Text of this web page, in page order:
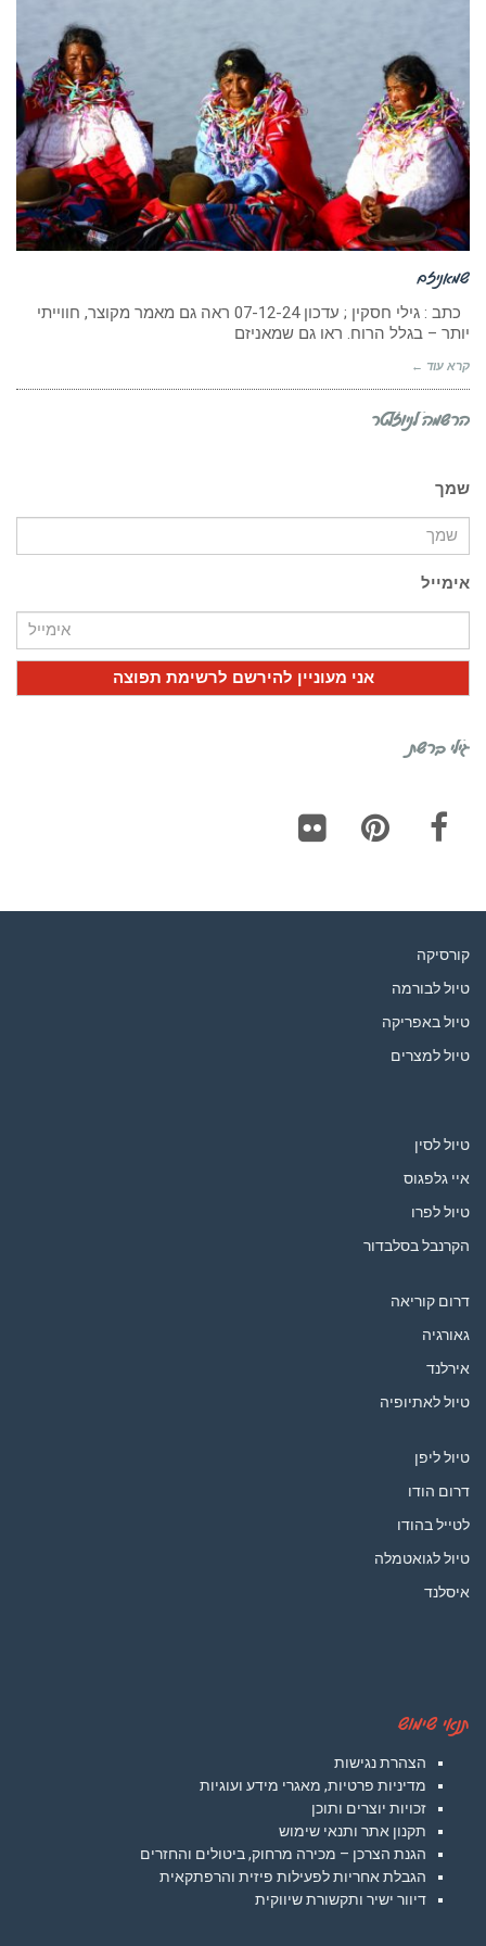
שמאניזם
כתב : גילי חסקין ; עדכון 07-12-24 ראה גם מאמר מקוצר, חווייתי
יותר – בגלל הרוח. ראו גם שמאניזם
קרא עוד ←
הרשמה לניוזלטר
שמך
אימייל
גילי ברשת
קורסיקה
טיול לבורמה
טיול באפריקה
טיול למצרים
טיול לסין
איי גלפגוס
טיול לפרו
הקרנבל בסלבדור
דרום קוריאה
גאורגיה
אירלנד
טיול לאתיופיה
טיול ליפן
דרום הודו
לטייל בהודו
טיול לגואטמלה
איסלנד
תנאי שימוש
הצהרת נגישות
מדיניות פרטיות, מאגרי מידע ועוגיות
זכויות יוצרים ותוכן
תקנון אתר ותנאי שימוש
הגנת הצרכן – מכירה מרחוק, ביטולים והחזרים
הגבלת אחריות לפעילות פיזית והרפתקאית
דיוור ישיר ותקשורת שיווקית